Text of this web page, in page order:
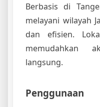
Berbasis di
melayani wilayah
dan efisien.
memudahkan
langsung.